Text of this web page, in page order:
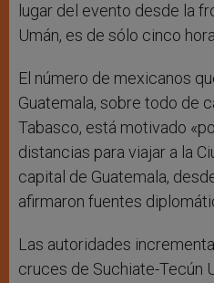
lugar del evento desde la
Umán, es de sólo cinco
El número de mexicanos
Guatemala, sobre todo de
Tabasco, está motivado
distancias para viajar a la
capital de Guatemala,
afirmaron fuentes
Las autoridades
cruces de Suchiate-Tecún